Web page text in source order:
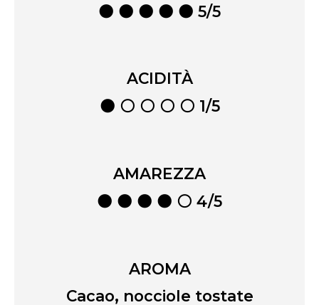
⚫ ⚫ ⚫ ⚫ ⚫ 5/5
ACIDITÀ
⚫ ⚪ ⚪ ⚪ ⚪ 1/5
AMAREZZA
⚫ ⚫ ⚫ ⚫ ⚪ 4/5
AROMA
Cacao, nocciole tostate